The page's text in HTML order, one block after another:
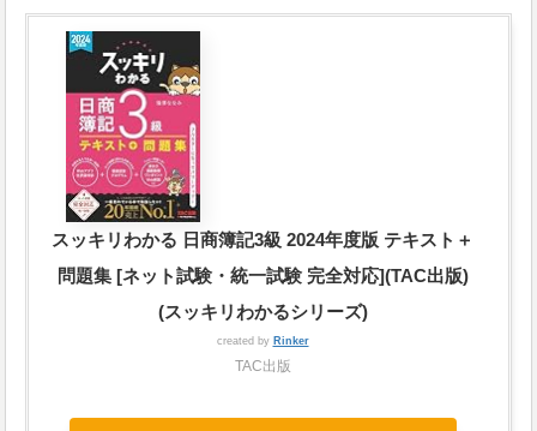
スッキリわかる 日商簿記3級 2024年度版 テキスト＋
問題集 [ネット試験・統一試験 完全対応](TAC出版)
(スッキリわかるシリーズ)
created by Rinker
TAC出版